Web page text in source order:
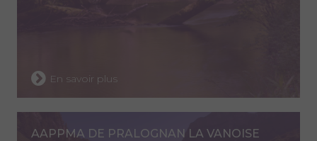
En savoir plus
AAPPMA DE PRALOGNAN LA VANOISE